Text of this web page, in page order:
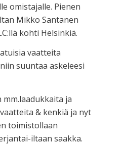
omistajalle. Pienen
Mikko Santanen
kohti Helsinkiä.
vaatteita
suuntaa askeleesi
mm.laadukkaita ja
& kenkiä ja nyt
toimistollaan
iltaan saakka.